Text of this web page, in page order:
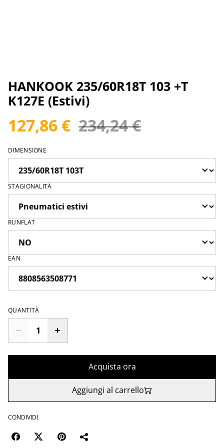
HANKOOK 235/60R18T 103 +T
K127E (Estivi)
127,86 € 234,24 €
DIMENSIONE
STAGIONALITÀ
RUNFLAT
EAN
QUANTITÀ
Acquista ora
Aggiungi al carrello
CONDIVIDI